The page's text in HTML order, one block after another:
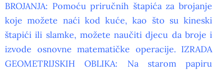
BROJANJA: Pomoću priručnih štapića za brojanje
koje možete naći kod kuće, kao što su kineski
štapići ili slamke, možete naučiti djecu da broje i
izvode osnovne matematičke operacije. IZRADA
GEOMETRIJSKIH OBLIKA: Na starom papiru